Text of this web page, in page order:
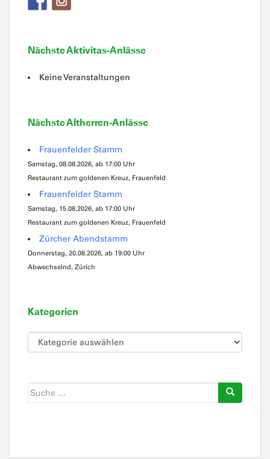
Nächste Aktivitas-Anlässe
Keine Veranstaltungen
Nächste Altherren-Anlässe
Frauenfelder Stamm
Samstag, 08.08.2026, ab 17:00 Uhr
Restaurant zum goldenen Kreuz, Frauenfeld
Frauenfelder Stamm
Samstag, 15.08.2026, ab 17:00 Uhr
Restaurant zum goldenen Kreuz, Frauenfeld
Zürcher Abendstamm
Donnerstag, 20.08.2026, ab 19:00 Uhr
Abwechselnd, Zürich
Kategorien
Kategorien
Suche